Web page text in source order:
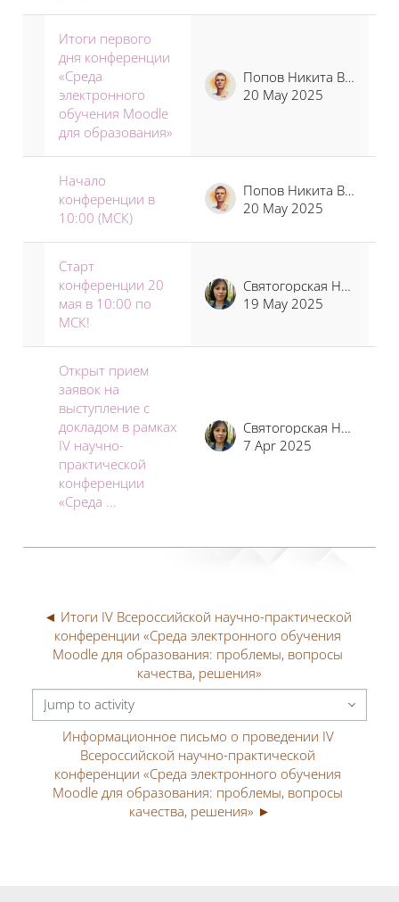
Итоги первого
дня конференции
«Среда
электронного
обучения Moodle
для образования»
Попов Никита Владимирович
20 May 2025
Начало
конференции в
10:00 (МСК)
Попов Никита Владимирович
20 May 2025
Старт
конференции 20
мая в 10:00 по
МСК!
Святогорская Наталья Владимировна
19 May 2025
Открыт прием
заявок на
выступление с
докладом в рамках
IV научно-
практической
конференции
«Среда ...
Святогорская Наталья Владимировна
7 Apr 2025
◄ Итоги IV Всероссийской научно-практической
конференции «Среда электронного обучения
Moodle для образования: проблемы, вопросы
качества, решения»
Jump to activity
Информационное письмо о проведении IV
Всероссийской научно-практической
конференции «Среда электронного обучения
Moodle для образования: проблемы, вопросы
качества, решения» ►